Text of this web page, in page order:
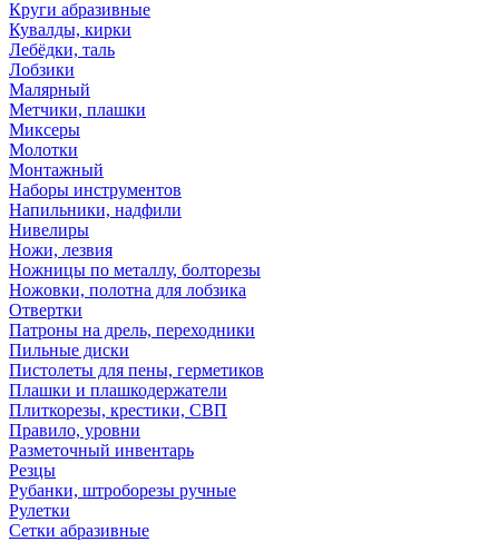
Круги абразивные
Кувалды, кирки
Лебёдки, таль
Лобзики
Малярный
Метчики, плашки
Миксеры
Молотки
Монтажный
Наборы инструментов
Напильники, надфили
Нивелиры
Ножи, лезвия
Ножницы по металлу, болторезы
Ножовки, полотна для лобзика
Отвертки
Патроны на дрель, переходники
Пильные диски
Пистолеты для пены, герметиков
Плашки и плашкодержатели
Плиткорезы, крестики, СВП
Правило, уровни
Разметочный инвентарь
Резцы
Рубанки, штроборезы ручные
Рулетки
Сетки абразивные